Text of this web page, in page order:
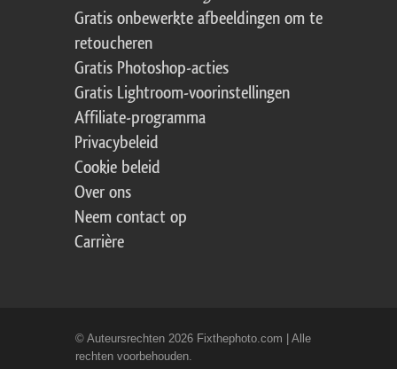
Gratis onbewerkte afbeeldingen om te
retoucheren
Gratis Photoshop-acties
Gratis Lightroom-voorinstellingen
Affiliate-programma
Privacybeleid
Cookie beleid
Over ons
Neem contact op
Carrière
© Auteursrechten 2026 Fixthephoto.com | Alle
rechten voorbehouden.